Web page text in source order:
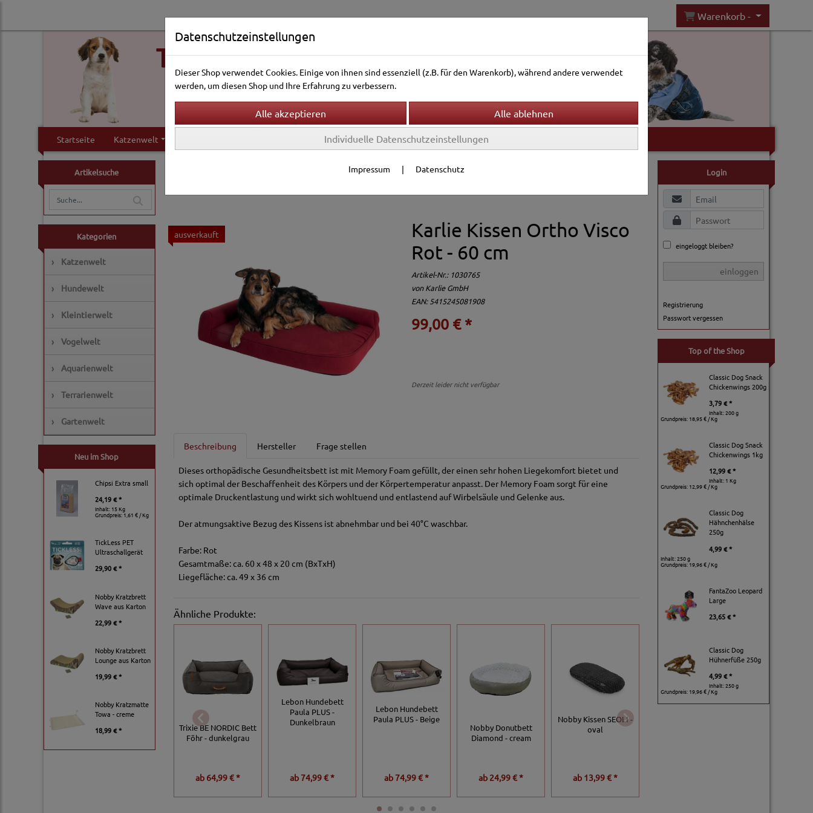
Warenkorb -
Startseite Katzenwelt Vogelwelt Aquarienwelt Terrarienwelt
Artikelsuche
Kategorien
› Katzenwelt
› Hundewelt
› Kleintierwelt
› Vogelwelt
› Aquarienwelt
› Terrarienwelt
› Gartenwelt
Neu im Shop
Chipsi Extra small
24,19 € *
Inhalt: 15 Kg
Grundpreis:1,61 € / Kg
TickLess PET
Ultraschallgerät
29,90 € *
Nobby Kratzbrett
Wave aus Karton
22,99 € *
Nobby Kratzbrett
Lounge aus Karton
19,99 € *
Nobby Kratzmatte
Towa - creme
18,99 € *
ausverkauft
Karlie Kissen Ortho Visco
Rot - 60 cm
Artikel-Nr.: 1030765
vonKarlie GmbH
EAN: 5415245081908
99,00 € *
Derzeit leider nicht verfügbar
Beschreibung Hersteller Frage stellen
Dieses orthopädische Gesundheitsbett ist mit Memory Foam gefüllt, der einen sehr hohen Liegekomfort bietet und
sich optimal der Beschaffenheit des Körpers und der Körpertemperatur anpasst. Der Memory Foam sorgt für eine
optimale Druckentlastung und wirkt sich wohltuend und entlastend auf Wirbelsäule und Gelenke aus.
Der atmungsaktive Bezug des Kissens ist abnehmbar und bei 40°C waschbar.
Farbe: Rot
Gesamtmaße: ca. 60 x 48 x 20 cm (BxTxH)
Liegefläche: ca. 49 x 36 cm
Ähnliche Produkte:
Trixie BE NORDIC Bett
Föhr - dunkelgrau
ab 64,99 € *
Lebon Hundebett
Paula PLUS -
Dunkelbraun
ab 74,99 € *
Lebon Hundebett
Paula PLUS - Beige
ab 74,99 € *
Nobby Donutbett
Diamond - cream
ab 24,99 € *
Nobby Kissen SEOLI -
oval
ab 13,99 € *
QUAPAS!
Login
eingeloggt bleiben?
einloggen
Registrierung
Passwort vergessen
Top of the Shop
Classic Dog Snack
Chickenwings 200g
3,79 € *
Inhalt: 200 g
Grundpreis: 18,95 € / Kg
Classic Dog Snack
Chickenwings 1kg
12,99 € *
Inhalt: 1 Kg
Grundpreis: 12,99 € / Kg
Classic Dog
Hähnchenhälse
250g
4,99 € *
Inhalt: 250 g
Grundpreis:19,96 € / Kg
FantaZoo Leopard
Large
23,65 € *
Classic Dog
Hühnerfüße 250g
4,99 € *
Inhalt: 250 g
Grundpreis: 19,96 € / Kg
Datenschutzeinstellungen
Dieser Shop verwendet Cookies. Einige von ihnen sind essenziell (z.B. für den Warenkorb), während andere verwendet
werden, um diesen Shop und Ihre Erfahrung zu verbessern.
Individuelle Datenschutzeinstellungen
Impressum | Datenschutz